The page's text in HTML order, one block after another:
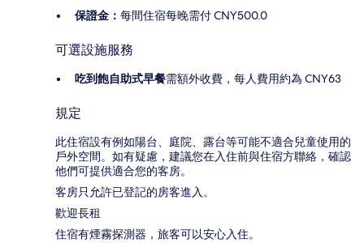
保證金： 每間住宿每晚需付 CNY500.0
可選設施服務
吃到飽自助式早餐需額外收費，每人費用約為 CNY63
規定
此住宿設有例如陽台、庭院、露台等可能不適合兒童使用的
戶外空間。如有疑慮，建議您在入住前與住宿方聯絡，確認
他們可提供適合您的客房。
客房只允許已登記的房客進入。
歡迎長租
住宿有煙霧探測器，旅客可以安心入住。